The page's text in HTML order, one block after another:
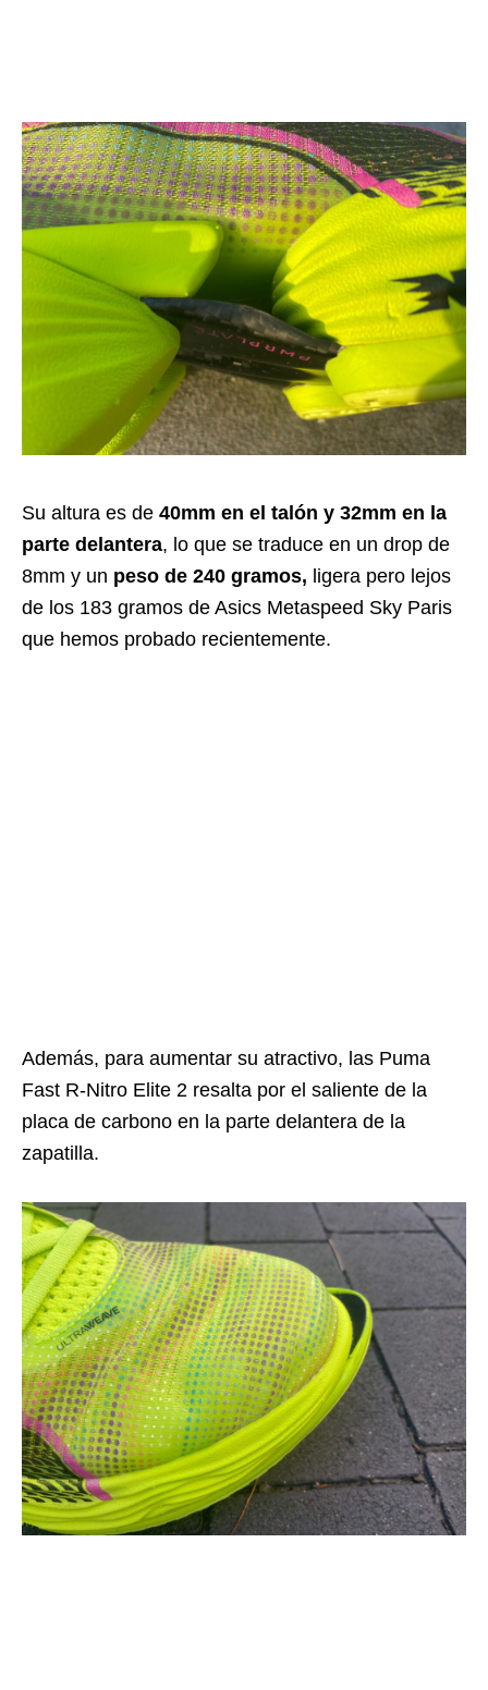
Su altura es de 40mm en el talón y 32mm en la
parte delantera, lo que se traduce en un drop de
8mm y un peso de 240 gramos, ligera pero lejos
de los 183 gramos de Asics Metaspeed Sky Paris
que hemos probado recientemente.
Además, para aumentar su atractivo, las Puma
Fast R-Nitro Elite 2 resalta por el saliente de la
placa de carbono en la parte delantera de la
zapatilla.